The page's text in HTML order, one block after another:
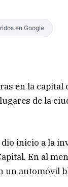
en Google
en la
de la
inicio a la
En al
un automóvil